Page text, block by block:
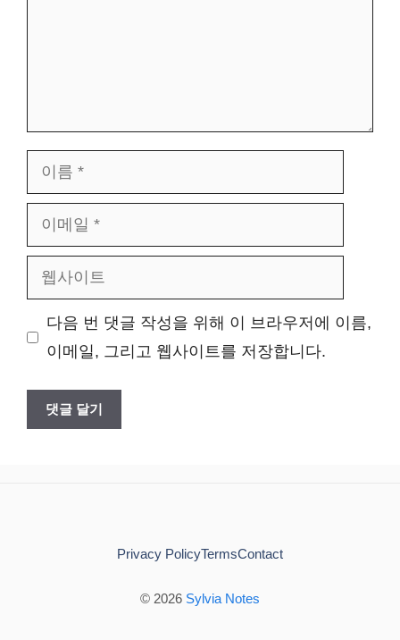
름
메
사
다음 번 댓글 작성을 위해 이 브라우저에 이름,
이메일, 그리고 웹사이트를 저장합니다.
© 2026 Sylvia Notes
Privacy PolicyTermsContact